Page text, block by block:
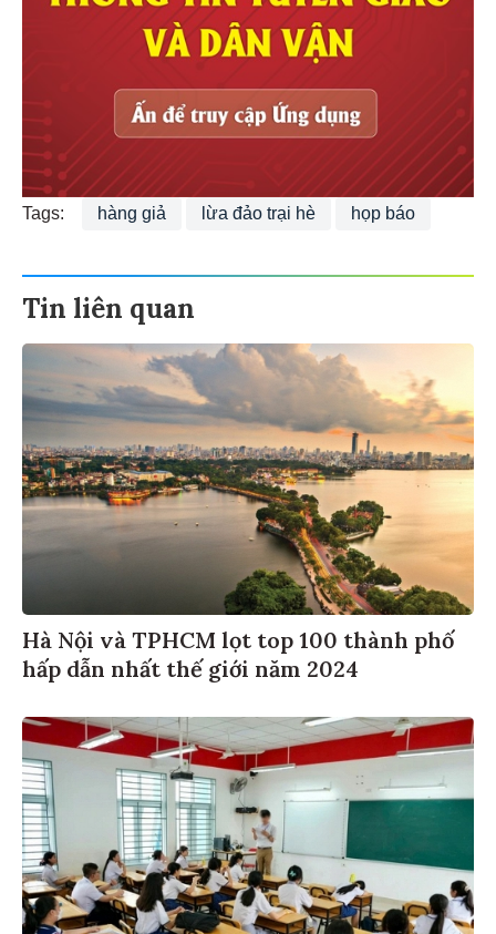
Tags: hàng giả lừa đảo trại hè họp báo
Tin liên quan
Hà Nội và TPHCM lọt top 100 thành phố
hấp dẫn nhất thế giới năm 2024